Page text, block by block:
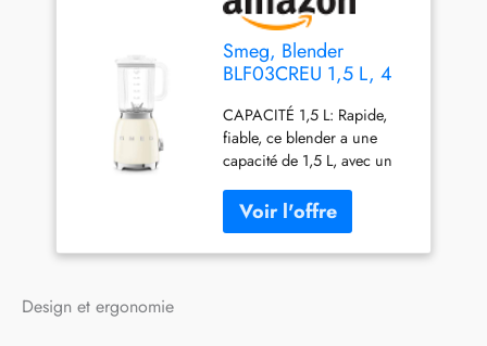
Smeg, Blender
BLF03CREU 1,5 L, 4
Smoothie, Pulse,
Glace Pilée et
Autonettoyant, Bloc
Moteur et Bouchon
Doseur, Base
Antidérapante, Range
Cordon Intégré,
CAPACITÉ 1,5 L: Rapide,
fiable, ce blender a une
capacité de 1,5 L, avec un
une base pratique avec
pieds antidérapants 4
FONCTIONS: Equipé de 4
Design et ergonomie